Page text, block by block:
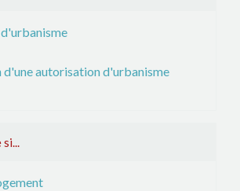
autorisation d'urbanisme